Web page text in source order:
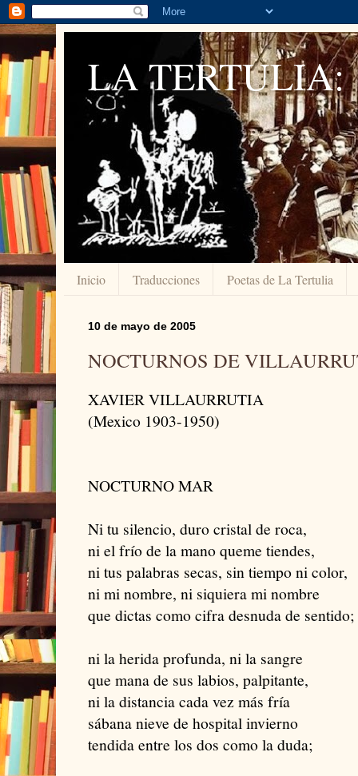
LA TERTULIA:
Inicio Traducciones Poetas de La Tertulia
10 de mayo de 2005
NOCTURNOS DE
XAVIER VILLAURRUTIA
(Mexico 1903-1950)
NOCTURNO MAR
Ni tu silencio, duro cristal de roca,
ni el frío de la mano queme tiendes,
ni tus palabras secas, sin tiempo ni color,
ni mi nombre, ni siquiera mi nombre
que dictas como cifra desnuda de sentido;
ni la herida profunda, ni la sangre
que mana de sus labios, palpitante,
ni la distancia cada vez más fría
sábana nieve de hospital invierno
tendida entre los dos como la duda;